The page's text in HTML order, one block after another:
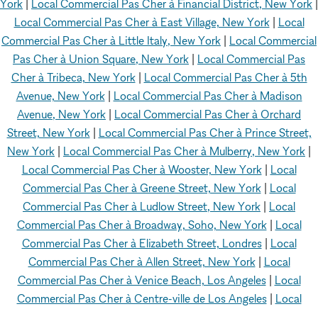
York
Local Commercial Pas Cher à Financial District, New York
Local Commercial Pas Cher à East Village, New York| Local
Commercial Pas Cher à Little Italy, New York
Local Commercial
Pas Cher à Union Square, New York
Local Commercial Pas
Cher à Tribeca, New York| Local Commercial Pas Cher à 5th
Avenue, New York| Local Commercial Pas Cher à Madison
Avenue, New York
Local Commercial Pas Cher à Orchard
Street, New York| Local Commercial Pas Cher à Prince Street,
New York
Local Commercial Pas Cher à Mulberry, New York
Local Commercial Pas Cher à Wooster, New York| Local
Commercial Pas Cher à Greene Street, New York| Local
Commercial Pas Cher à Ludlow Street, New York
Local
Commercial Pas Cher à Broadway, Soho, New York| Local
Commercial Pas Cher à Elizabeth Street, Londres| Local
Commercial Pas Cher à Allen Street, New York| Local
Commercial Pas Cher à Venice Beach, Los Angeles| Local
Commercial Pas Cher à Centre-ville de Los Angeles| Local